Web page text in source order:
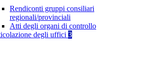
Rendiconti gruppi consiliari
regionali/provinciali
Atti degli organi di controllo
degli uffici 3